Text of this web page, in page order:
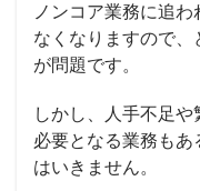
ノンコア業務に追
なくなりますので
が問題です。
しかし、人手不足
必要となる業務もあ
はいきません。